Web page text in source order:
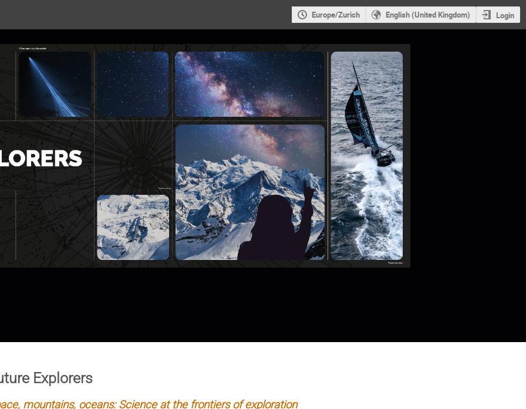
Europe/Zurich English (United Kingdom) Login
Explorers
mountains, oceans: Science at the frontiers of exploration